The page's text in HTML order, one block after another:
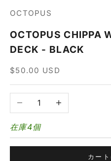
OCTOPUS
OCTOPUS CHIPPA
DECK - BLACK
セール価格
$50.00 USD
数量を減らす数量を増やす
在庫4個
カー